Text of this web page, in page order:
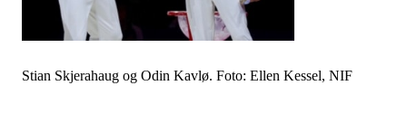
Stian Skjerahaug og Odin Kavlø. Foto: Ellen Kessel, NIF